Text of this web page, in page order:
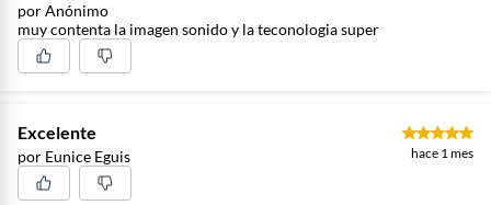
por Anónimo
muy contenta la imagen sonido y la teconologia super
Excelente
por Eunice Eguis hace 1 mes